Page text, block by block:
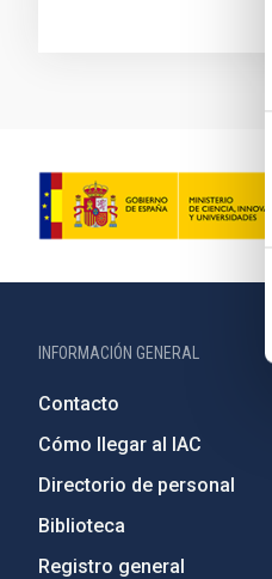
INFORMACIÓN GENERAL
Contacto
Cómo llegar al IAC
Directorio de personal
Biblioteca
Registro general